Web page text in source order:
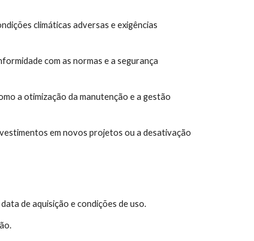
climáticas adversas e exigências
com as normas e a segurança
a otimização da manutenção e a gestão
em novos projetos ou a desativação
de aquisição e condições de uso.